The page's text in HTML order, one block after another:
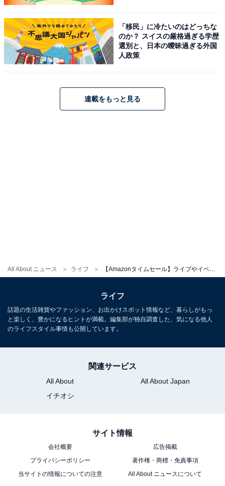
All About ニュース ライフ
整可能 双眼鏡 コンサート用 防振 軽量 小型 防水 ライブ
用/コンサート/スポーツ観戦用【超軽量·お子様や女性に最
適】 日本語説明書つき
Amazonで見る
※在庫状況や価格、納期などの情報は記事公開時のもの
現在Amazonでは冬支度セールが開催中です。最大10％
のポイントアップキャンペーンも実施しており、イベン
ト期間中合計10,000 円（税込）以上のお買い上げを対象
「移民」に冷たいのはどっちな
のか？ スイスの厳格過ぎる学歴
選別と、日本の曖昧過ぎる外国
人政策
連載をもっと見る
ライフ
話題の生活雑貨やファッション、お出かけスポット情報など、暮らしがもっ
と楽しく、豊かになるヒントが満載。編集部が独自調査した、気になる他人
のライフスタイル事情も公開しています。
関連サービス
All About
All About Japan
イチオシ
サイト情報
会社概要
広告掲載
プライバシーポリシー
著作権・商標・免責事項
当サイトの情報についての注意
All About ニュースについて